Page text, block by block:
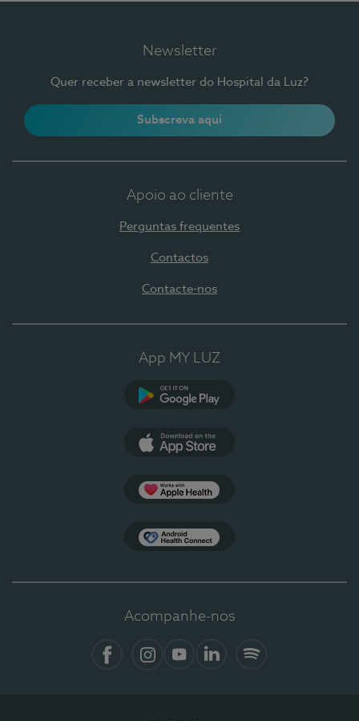
Newsletter
Quer receber a newsletter do Hospital da Luz?
Subscreva aqui
Apoio ao cliente
Perguntas frequentes
Contactos
Contacte-nos
App MY LUZ
Acompanhe-nos